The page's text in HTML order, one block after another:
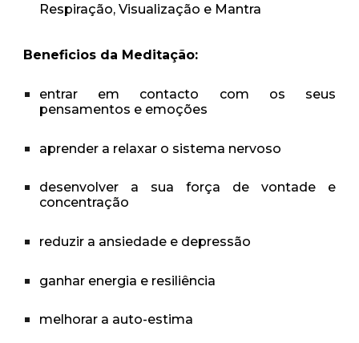
Respiração, Visualização e Mantra
Beneficios da Meditação:
entrar em contacto com os seus
pensamentos e emoções
aprender a relaxar o sistema nervoso
desenvolver a sua força de vontade e
concentração
reduzir a ansiedade e depressão
ganhar energia e resiliência
melhorar a auto-estima